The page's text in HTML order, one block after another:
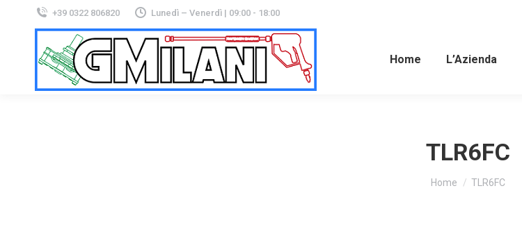
+39 0322 806820 Lunedì – Venerdì | 09:00 - 18:00
Home L’Azienda
TLR6FC
Tu sei qui:
Home TLR6FC